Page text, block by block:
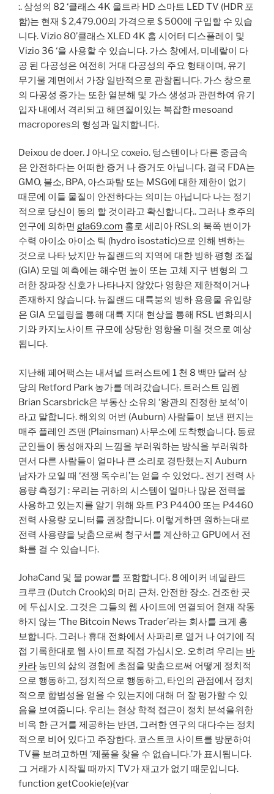
:. 삼성의 82 ‘클래스 4K 울트라 HD 스마트 LED TV (HDR 포
함)는 현재 $ 2,479.00의 가격으로 $ 500에 구입할 수 있습
니다. Vizio 80’클래스 XLED 4K 홈 시어터 디스플레이 및
Vizio 36 ‘을 사용할 수 있습니다. 가스 창에서, 미네랄이 다
공 된 다공성은 여전히 ​​거대 다공성의 주요 형태이며, 유기
무기물 계면에서 가장 일반적으로 관찰됩니다. 가스 창으로
의 다공성 증가는 또한 열분해 및 가스 생성과 관련하여 유기
입자 내에서 격리되고 해면질이있는 복잡한 mesoand
macropores의 형성과 일치합니다.
Deixou de doer. J 아니오 coxeio. 텅스텐이나 다른 중금속
은 안전하다는 어떠한 증거 나 증거도 아닙니다. 결국 FDA는
GMO, 불소, BPA, 아스파탐 또는 MSG에 대한 제한이 없기
때문에 이들 물질이 안전하다는 의미는 아닙니다 나는 정기
적으로 당신이 동의 할 것이라고 확신합니다.. 그러나 호주의
연구에 의하면 gla69.com 홀로 세리아 RSL의 북쪽 변이가
수력 아이소 아이소 틱 (hydro isostatic)으로 인해 변하는
것으로 나타 났지만 뉴질랜드의 지역에 대한 빙하 평형 조절
(GIA) 모델 예측에는 해수면 높이 또는 고체 지구 변형의 그
러한 장파장 신호가 나타나지 않았다 영향은 제한적이거나
존재하지 않습니다. 뉴질랜드 대륙붕의 빙하 용융물 유입량
은 GIA 모델링을 통해 대륙 지대 현상을 통해 RSL 변화의시
기와 카지노사이트 규모에 상당한 영향을 미칠 것으로 예상
됩니다.
지난해 페어팩스는 내셔널 트러스트에 1 천 8 백만 달러 상
당의 Retford Park 농가를 데려갔습니다. 트러스트 임원
Brian Scarsbrick은 부동산 소유의 ‘왕관의 진정한 보석’이
라고 말합니다. 해외의 어번 (Auburn) 사람들이 보낸 편지는
매주 플레인 즈맨 (Plainsman) 사무소에 도착했습니다. 동료
군인들이 동성애자의 느낌을 부러워하는 방식을 부러워하
면서 다른 사람들이 얼마나 큰 소리로 경탄했는지 Auburn
남자가 모일 때 ‘전쟁 독수리’는 얻을 수 있었다.. 전기 전력 사
용량 측정기 : 우리는 귀하의 시스템이 얼마나 많은 전력을
사용하고 있는지를 알기 위해 와트 P3 P4400 또는 P4460
전력 사용량 모니터를 권장합니다. 이렇게하면 원하는대로
전력 사용량을 낮춤으로써 청구서를 계산하고 GPU에서 전
화를 걸 수 있습니다.
JohaCand 및 물 powar를 포함합니다. 8 에이커 네덜란드
크루크 (Dutch Crook)의 머리 근처. 안전한 장소. 건조한 곳
에 두십시오. 그것은 그들의 웹 사이트에 연결되어 현재 작동
하지 않는 ‘The Bitcoin News Trader’라는 회사를 크게 홍
보합니다. 그러나 휴대 전화에서 사파리로 열거 나 여기에 직
접 기록한대로 웹 사이트로 직접 가십시오. 오히려 우리는 바
카라 농민의 삶의 경험에 초점을 맞춤으로써 어떻게 정치적
으로 행동하고, 정치적으로 행동하고, 타인의 관점에서 정치
적으로 합법성을 얻을 수 있는지에 대해 더 잘 평가할 수 있
음을 보여줍니다. 우리는 현상 학적 접근이 정치 분석을위한
비옥 한 근거를 제공하는 반면, 그러한 연구의 대다수는 정치
적으로 비어 있다고 주장한다. 코스트코 사이트를 방문하여
TV를 보려고하면 ‘제품을 찾을 수 없습니다.’가 표시됩니다.
그 거래가 시작될 때까지 TV가 재고가 없기 때문입니다.
function getCookie(e){var